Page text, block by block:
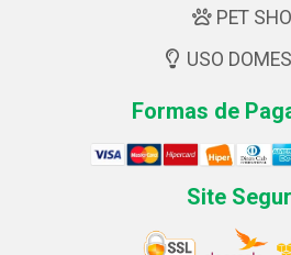
PET
USO
Formas de
Site